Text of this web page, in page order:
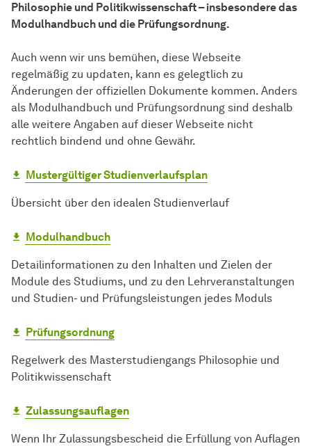
Philosophie und Politikwissenschaft – insbesondere das
Modulhandbuch und die Prüfungsordnung.
Auch wenn wir uns bemühen, diese Webseite
regelmäßig zu updaten, kann es gelegtlich zu
Änderungen der offiziellen Dokumente kommen. Anders
als Modulhandbuch und Prüfungsordnung sind deshalb
alle weitere Angaben auf dieser Webseite nicht
rechtlich bindend und ohne Gewähr.
Mustergültiger Studienverlaufsplan
Übersicht über den idealen Studienverlauf
Modulhandbuch
Detailinformationen zu den Inhalten und Zielen der
Module des Studiums, und zu den Lehrveranstaltungen
und Studien- und Prüfungsleistungen jedes Moduls
Prüfungsordnung
Regelwerk des Masterstudiengangs Philosophie und
Politikwissenschaft
Zulassungsauflagen
Wenn Ihr Zulassungsbescheid die Erfüllung von Auflagen